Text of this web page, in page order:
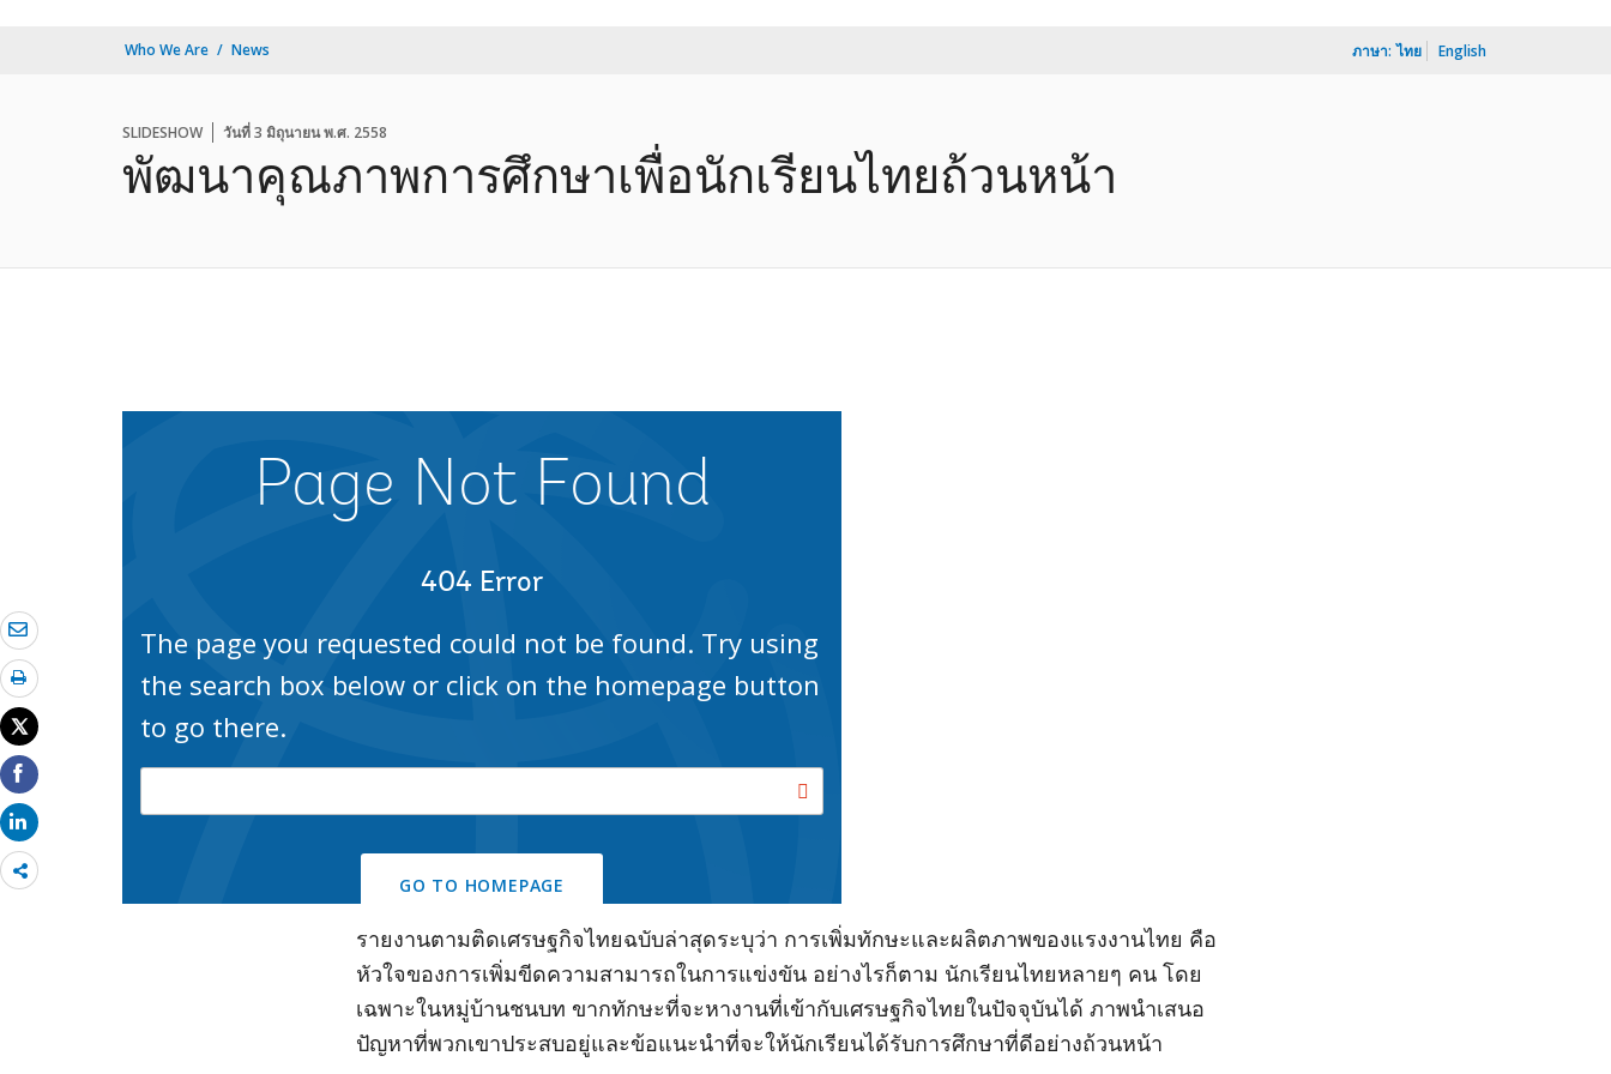
Who We Are News ภาษา: ไทย English
SLIDESHOW วันที่ 3 มิถุนายน พ.ศ. 2558
พัฒนาคุณภาพการศึกษาเพื่อนักเรียนไทยถ้วนหน้า
Share
more
รายงานตามติดเศรษฐกิจไทยฉบับล่าสุดระบุว่า การเพิ่มทักษะและผลิตภาพของแรงงานไทย คือ
หัวใจของการเพิ่มขีดความสามารถในการแข่งขัน อย่างไรก็ตาม นักเรียนไทยหลายๆ คน โดย
เฉพาะในหมู่บ้านชนบท ขากทักษะที่จะหางานที่เข้ากับเศรษฐกิจไทยในปัจจุบันได้ ภาพนำเสนอ
ปัญหาที่พวกเขาประสบอยู่และข้อแนะนำที่จะให้นักเรียนได้รับการศึกษาที่ดีอย่างถ้วนหน้า